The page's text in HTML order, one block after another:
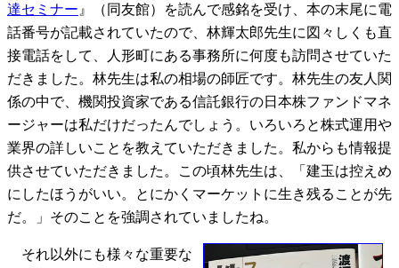
達セミナー 』（同友館）を読んで感銘を受け、本の末尾に電
話番号が記載されていたので、林輝太郎先生に図々しくも直
接電話をして、人形町にある事務所に何度も訪問させていた
だきました。林先生は私の相場の師匠です。林先生の友人関
係の中で、機関投資家である信託銀行の日本株ファンドマネ
ージャーは私だけだったんでしょう。いろいろと株式運用や
業界の詳しいことを教えていただきました。私からも情報提
供させていただきました。この頃林先生は、「建玉は控えめ
にしたほうがいい。とにかくマーケットに生き残ることが先
だ。」そのことを強調されていましたね。
それ以外にも様々な重要な